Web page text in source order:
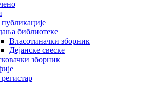
библиотеке
Власотиначки зборник
Дејанске свеске
зборник